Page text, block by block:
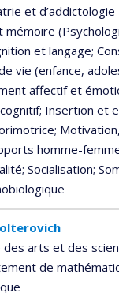
et d’addictologie
mémoire
et langage;
vie (enfance,
affectif et
; Insertion et
;
homme-
; Socialisation;
des arts et des
de